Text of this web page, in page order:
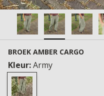
BROEK AMBER CARGO
Kleur:Army